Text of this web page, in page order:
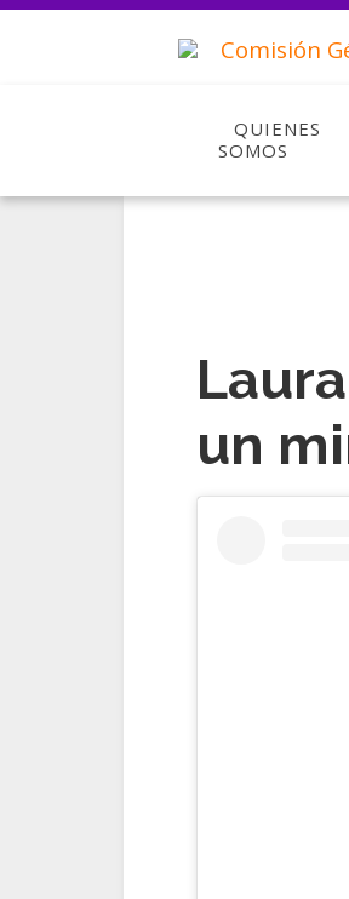
QUIENES
SOMOS
un